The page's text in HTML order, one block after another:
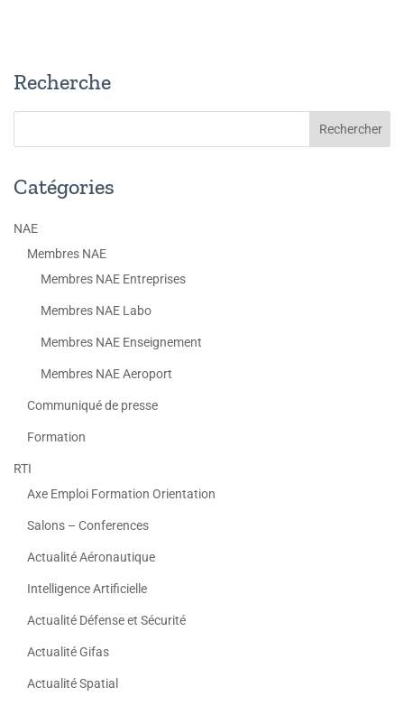
Recherche
Catégories
NAE
Membres NAE
Membres NAE Entreprises
Membres NAE Labo
Membres NAE Enseignement
Membres NAE Aeroport
Communiqué de presse
Formation
RTI
Axe Emploi Formation Orientation
Salons – Conferences
Actualité Aéronautique
Intelligence Artificielle
Actualité Défense et Sécurité
Actualité Gifas
Actualité Spatial